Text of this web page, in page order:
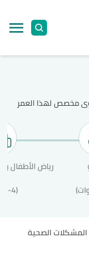
مخصص لهذا العمر
رياض الأطفال
(12-4 سنة)
المشكلات الصحية